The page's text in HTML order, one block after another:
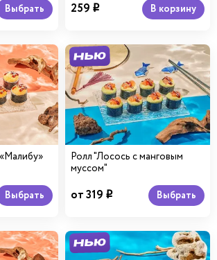
Выбрать 259 i В корзину
Выбрать
Ролл "Лосось с манговым
муссом"
от 319 i Выбрать